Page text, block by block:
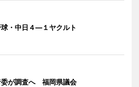
球・中日４―１ヤクルト
委が調査へ 福岡県議会